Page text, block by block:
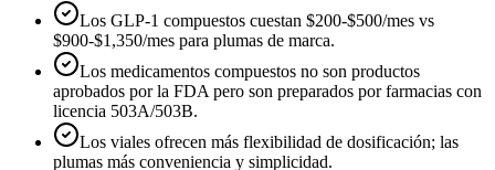
Los GLP-1 compuestos cuestan $200-$500/mes vs
$900-$1,350/mes para plumas de marca.
Los medicamentos compuestos no son productos
aprobados por la FDA pero son preparados por farmacias con
licencia 503A/503B.
Los viales ofrecen más flexibilidad de dosificación; las
plumas más conveniencia y simplicidad.